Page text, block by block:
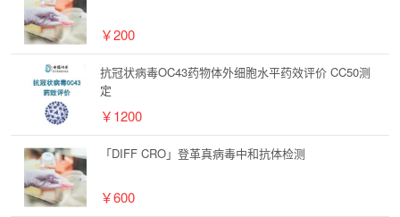
￥200
抗冠状病毒OC43药物体外细胞水平药效评价 CC50测
定
￥1200
「DIFF CRO」登革真病毒中和抗体检测
￥600